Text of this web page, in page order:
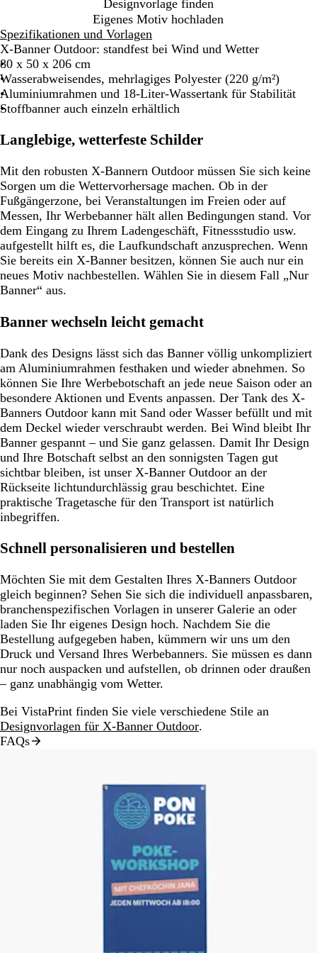
Designvorlage finden
Eigenes Motiv hochladen
Spezifikationen und Vorlagen
X-Banner Outdoor: standfest bei Wind und Wetter
80 x 50 x 206 cm
Wasserabweisendes, mehrlagiges Polyester (220 g/m²)
Aluminiumrahmen und 18-Liter-Wassertank für Stabilität
Stoffbanner auch einzeln erhältlich
Langlebige, wetterfeste Schilder
Mit den robusten X-Bannern Outdoor müssen Sie sich keine
Sorgen um die Wettervorhersage machen. Ob in der
Fußgängerzone, bei Veranstaltungen im Freien oder auf
Messen, Ihr Werbebanner hält allen Bedingungen stand. Vor
dem Eingang zu Ihrem Ladengeschäft, Fitnessstudio usw.
aufgestellt hilft es, die Laufkundschaft anzusprechen. Wenn
Sie bereits ein X-Banner besitzen, können Sie auch nur ein
neues Motiv nachbestellen. Wählen Sie in diesem Fall „Nur
Banner“ aus.
Banner wechseln leicht gemacht
Dank des Designs lässt sich das Banner völlig unkompliziert
am Aluminiumrahmen festhaken und wieder abnehmen. So
können Sie Ihre Werbebotschaft an jede neue Saison oder an
besondere Aktionen und Events anpassen. Der Tank des X-
Banners Outdoor kann mit Sand oder Wasser befüllt und mit
dem Deckel wieder verschraubt werden. Bei Wind bleibt Ihr
Banner gespannt – und Sie ganz gelassen. Damit Ihr Design
und Ihre Botschaft selbst an den sonnigsten Tagen gut
sichtbar bleiben, ist unser X-Banner Outdoor an der
Rückseite lichtundurchlässig grau beschichtet. Eine
praktische Tragetasche für den Transport ist natürlich
inbegriffen.
Schnell personalisieren und bestellen
Möchten Sie mit dem Gestalten Ihres X-Banners Outdoor
gleich beginnen? Sehen Sie sich die individuell anpassbaren,
branchenspezifischen Vorlagen in unserer Galerie an oder
laden Sie Ihr eigenes Design hoch. Nachdem Sie die
Bestellung aufgegeben haben, kümmern wir uns um den
Druck und Versand Ihres Werbebanners. Sie müssen es dann
nur noch auspacken und aufstellen, ob drinnen oder draußen
– ganz unabhängig vom Wetter.
Bei VistaPrint finden Sie viele verschiedene Stile an
Designvorlagen für X-Banner Outdoor.
FAQs